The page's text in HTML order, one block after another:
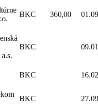
BKC 360,00
BKC
BKC
BKC